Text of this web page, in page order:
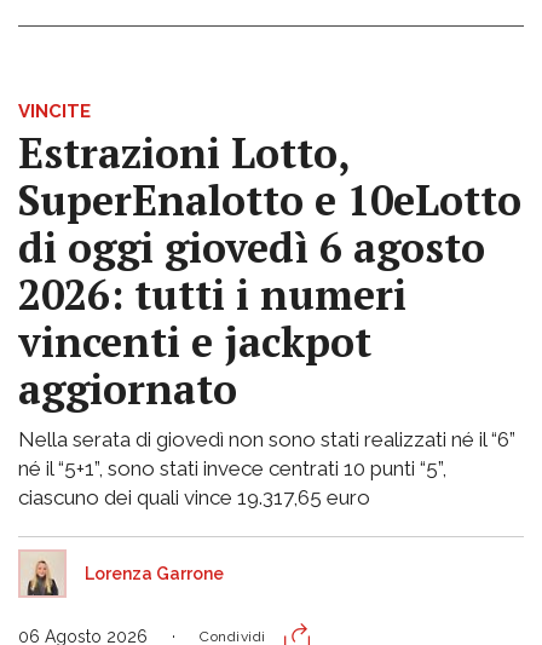
VINCITE
Estrazioni Lotto,
SuperEnalotto e 10eLotto
di oggi giovedì 6 agosto
2026: tutti i numeri
vincenti e jackpot
aggiornato
Nella serata di giovedì non sono stati realizzati né il “6”
né il “5+1”, sono stati invece centrati 10 punti “5”,
ciascuno dei quali vince 19.317,65 euro
Lorenza Garrone
06 Agosto 2026 Condividi